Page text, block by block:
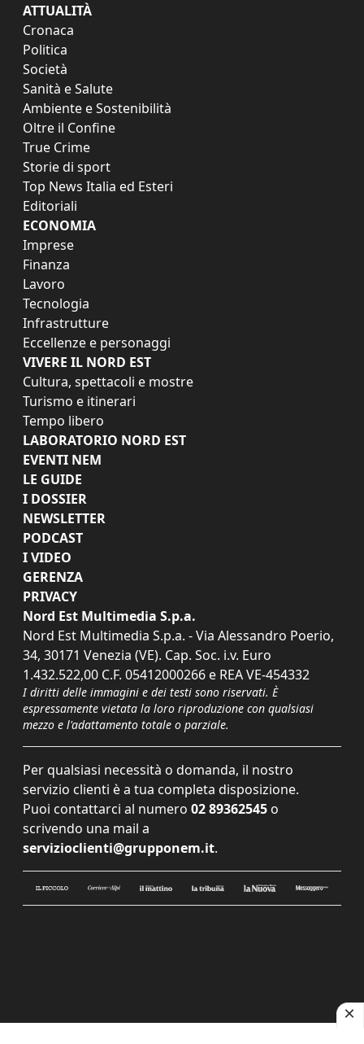
ATTUALITÀ
Cronaca
Politica
Società
Sanità e Salute
Ambiente e Sostenibilità
Oltre il Confine
True Crime
Storie di sport
Top News Italia ed Esteri
Editoriali
ECONOMIA
Imprese
Finanza
Lavoro
Tecnologia
Infrastrutture
Eccellenze e personaggi
VIVERE IL NORD EST
Cultura, spettacoli e mostre
Turismo e itinerari
Tempo libero
LABORATORIO NORD EST
EVENTI NEM
LE GUIDE
I DOSSIER
NEWSLETTER
PODCAST
I VIDEO
GERENZA
PRIVACY
Nord Est Multimedia S.p.a.
Nord Est Multimedia S.p.a. - Via Alessandro Poerio,
34, 30171 Venezia (VE). Cap. Soc. i.v. Euro
1.432.522,00 C.F. 05412000266 e REA VE-454332
I diritti delle immagini e dei testi sono riservati. È
espressamente vietata la loro riproduzione con qualsiasi
mezzo e l'adattamento totale o parziale.
Per qualsiasi necessità o domanda, il nostro
servizio clienti è a tua completa disposizione.
Puoi contattarci al numero 02 89362545 o
scrivendo una mail a
servizioclienti@grupponem.it.